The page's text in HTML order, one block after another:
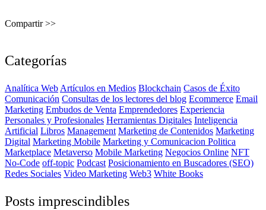
Compartir >>
Categorías
Analítica Web Artículos en Medios Blockchain Casos de Éxito
Comunicación Consultas de los lectores del blog Ecommerce Email
Marketing Embudos de Venta Emprendedores Experiencia
Personales y Profesionales Herramientas Digitales Inteligencia
Artificial Libros Management Marketing de Contenidos Marketing
Digital Marketing Mobile Marketing y Comunicacion Politica
Marketplace Metaverso Mobile Marketing Negocios Online NFT
No-Code off-topic Podcast Posicionamiento en Buscadores (SEO)
Redes Sociales Video Marketing Web3 White Books
Posts imprescindibles